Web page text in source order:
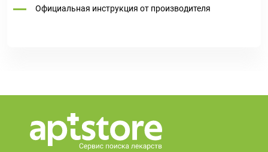
Официальная инструкция от производителя